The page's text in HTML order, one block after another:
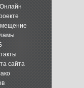
Онлайн
сайта